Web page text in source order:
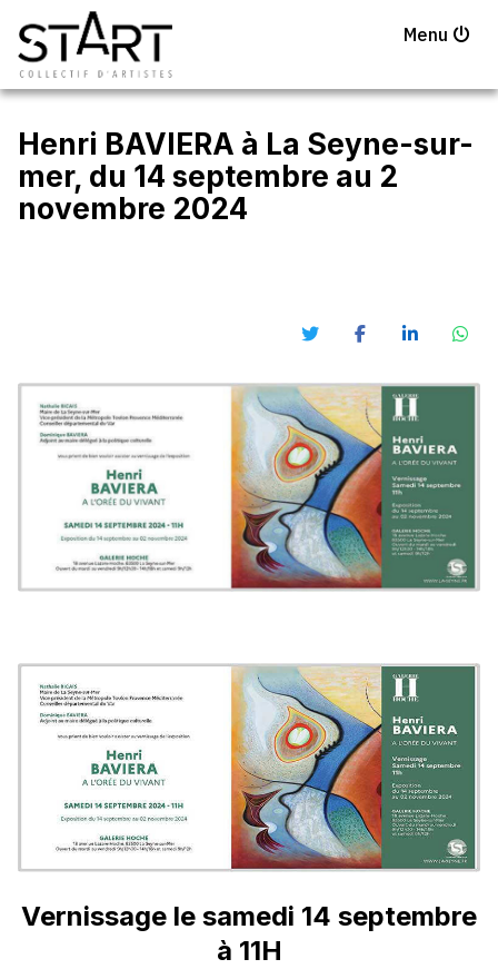
Menu
Henri BAVIERA à La Seyne-sur-
mer, du 14 septembre au 2
novembre 2024
Vernissage le samedi 14 septembre
à 11H